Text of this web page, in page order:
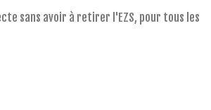
sans avoir à retirer l'EZS, pour tous les